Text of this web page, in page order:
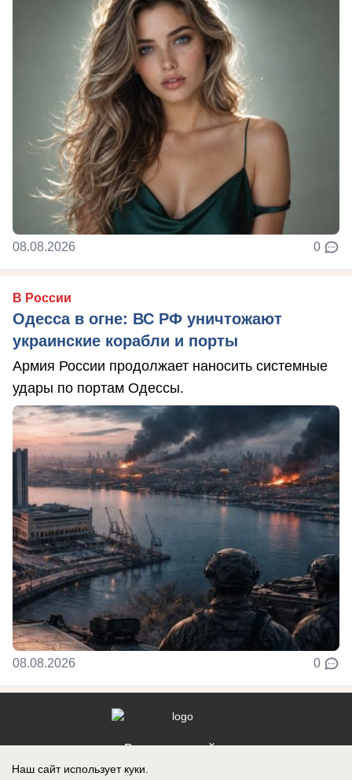
08.08.2026 0
В России
Одесса в огне: ВС РФ уничтожают
украинские корабли и порты
Армия России продолжает наносить системные
удары по портам Одессы.
08.08.2026 0
Реклама на сайте
Наш сайт использует куки.